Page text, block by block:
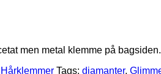
men metal klemme på
Hårklemmer Tags: diamanter,